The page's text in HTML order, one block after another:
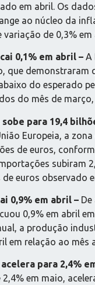
em abril. Os
ao núcleo da
de 0,3%
0,1% em abril – A
que demonstraram
do esperado
do mês de
para 19,4
Europeia, a
de euros,
subiram
euros observado
0,9% em abril –
0,9% em abril
a produção
em relação ao
para 2,4%
em maio,